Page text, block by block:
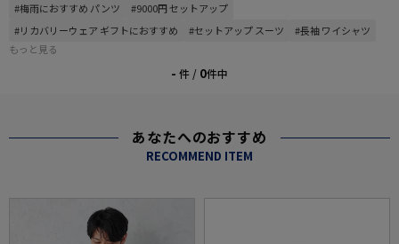
#梅雨におすすめ パンツ
#9000円 セットアップ
#リカバリーウェア ギフトにおすすめ
#セットアップ スーツ
#長袖 ワイシャツ
もっと見る
- 件 / 0件中
あなたへのおすすめ
RECOMMEND ITEM